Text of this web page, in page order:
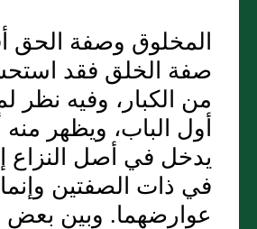
المخلوق وصفة
صفة الخلق فقد
من الكبار، وفيه نظر
أول الباب، ويظهر منه
يدخل في أصل النزاع
في ذات الصفتين
عوارضهما. وبين